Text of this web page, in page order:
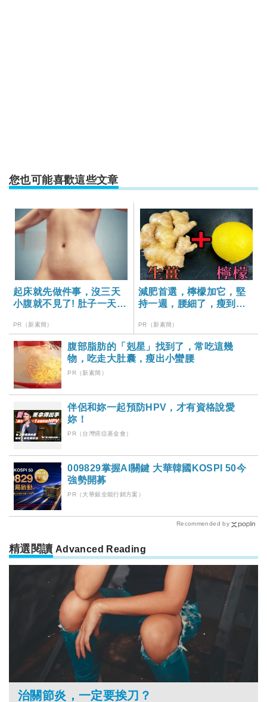
您也可能喜歡這些文章
起床就先做件事，沒三天
小腹就不見了! 肚子一天天
PR（新素簡）
減肥首選，檸檬加它，堅
持一週，腰細了，瘦到你
PR（新素簡）
腹部脂肪的「剋星」找到了，常吃這幾
物，吃走大肚囊，瘦出小蠻腰
PR（新素簡）
伴侶和妳一起預防HPV，才有資格說愛
妳！
PR（台灣癌症基金會）
009829掌握AI關鍵 大華韓國KOSPI 50今
強勢開募
PR（大華銀全能行銷方案）
Recommended by
精選閱讀 Advanced Reading
治關節炎，一定要挨刀？